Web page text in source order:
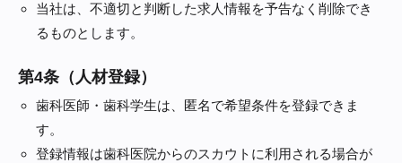
当社は、不適切と判断した求人情報を予告なく削除でき
るものとします。
第4条（人材登録）
歯科医師・歯科学生は、匿名で希望条件を登録できま
す。
登録情報は歯科医院からのスカウトに利用される場合が